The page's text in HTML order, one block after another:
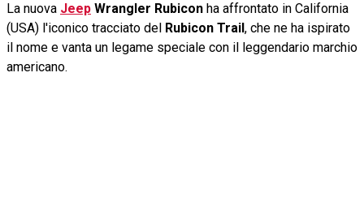
La nuova Jeep Wrangler Rubicon ha affrontato in California
(USA) l'iconico tracciato del Rubicon Trail, che ne ha ispirato
il nome e vanta un legame speciale con il leggendario marchio
americano.